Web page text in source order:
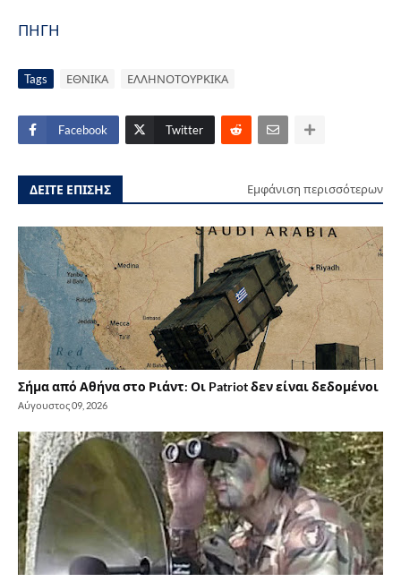
ΠΗΓΗ
Tags ΕΘΝΙΚΑ ΕΛΛΗΝΟΤΟΥΡΚΙΚΑ
Facebook Twitter
ΔΕΙΤΕ ΕΠΙΣΗΣ Εμφάνιση περισσότερων
Σήμα από Αθήνα στο Ριάντ: Οι Patriot δεν είναι δεδομένοι
Αύγουστος 09, 2026